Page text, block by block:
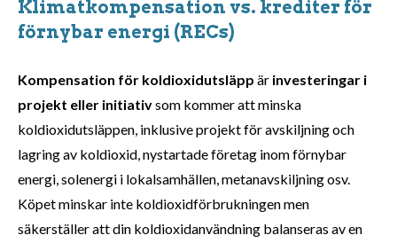
Klimatkompensation vs. krediter för
förnybar energi (RECs)
Kompensation för koldioxidutsläpp är investeringar i
projekt eller initiativsom kommer att minska
koldioxidutsläppen, inklusive projekt för avskiljning och
lagring av koldioxid, nystartade företag inom förnybar
energi, solenergi i lokalsamhällen, metanavskiljning osv.
Köpet minskar inte koldioxidförbrukningen men
säkerställer att din koldioxidanvändning balanseras av en